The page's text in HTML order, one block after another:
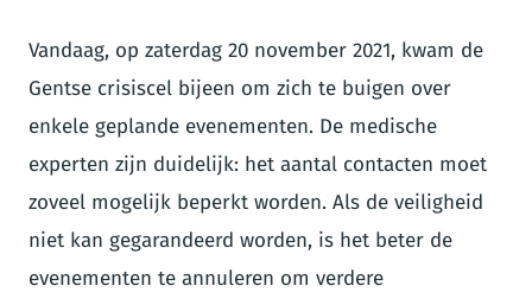
Vandaag, op zaterdag 20 november 2021, kwam de
Gentse crisiscel bijeen om zich te buigen over
enkele geplande evenementen. De medische
experten zijn duidelijk: het aantal contacten moet
zoveel mogelijk beperkt worden. Als de veiligheid
niet kan gegarandeerd worden, is het beter de
evenementen te annuleren om verdere